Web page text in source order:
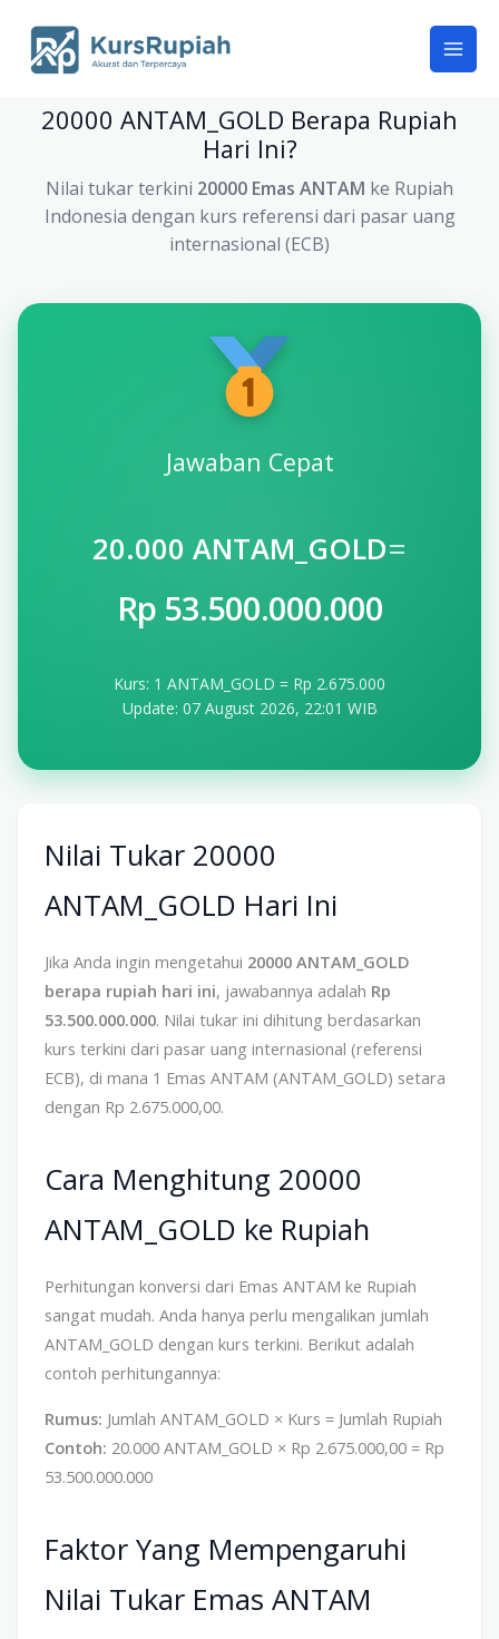
content
20000 ANTAM_GOLD Berapa Rupiah
Hari Ini?
Nilai tukar terkini 20000 Emas ANTAM ke Rupiah
Indonesia dengan kurs referensi dari pasar uang
internasional (ECB)
Jawaban Cepat
20.000 ANTAM_GOLD=
Rp 53.500.000.000
Kurs: 1 ANTAM_GOLD = Rp 2.675.000
Update: 07 August 2026, 22:01 WIB
Nilai Tukar 20000
ANTAM_GOLD Hari Ini
Jika Anda ingin mengetahui 20000 ANTAM_GOLD
berapa rupiah hari ini, jawabannya adalah Rp
53.500.000.000. Nilai tukar ini dihitung berdasarkan
kurs terkini dari pasar uang internasional (referensi
ECB), di mana 1 Emas ANTAM (ANTAM_GOLD) setara
dengan Rp 2.675.000,00.
Cara Menghitung 20000
ANTAM_GOLD ke Rupiah
Perhitungan konversi dari Emas ANTAM ke Rupiah
sangat mudah. Anda hanya perlu mengalikan jumlah
ANTAM_GOLD dengan kurs terkini. Berikut adalah
contoh perhitungannya:
Rumus: Jumlah ANTAM_GOLD × Kurs = Jumlah Rupiah
Contoh: 20.000 ANTAM_GOLD × Rp 2.675.000,00 = Rp
53.500.000.000
Faktor Yang Mempengaruhi
Nilai Tukar Emas ANTAM